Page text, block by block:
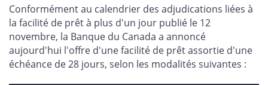
page
sur
Facebook
page
sur
X
page
sur
LinkedIn
page
par
courriel
Conformément au calendrier des adjudications liées à
la facilité de prêt à plus d'un jour publié le 12
novembre, la Banque du Canada a annoncé
aujourd'hui l'offre d'une facilité de prêt assortie d'une
échéance de 28 jours, selon les modalités suivantes :